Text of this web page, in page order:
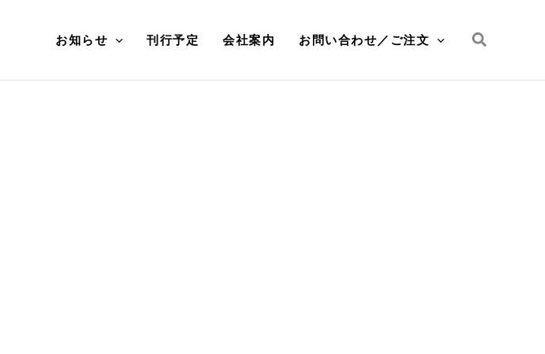
お知らせ 刊行予定 会社案内 お問い合わせ／ご注文
検